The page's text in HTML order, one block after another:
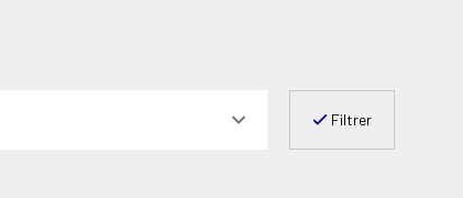
Filtrer